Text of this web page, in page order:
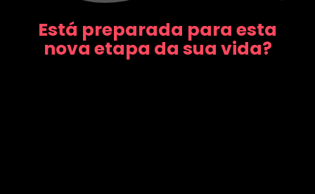
Está preparada para esta
nova etapa da sua vida?